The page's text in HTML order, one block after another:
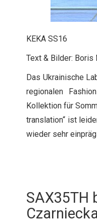
KEKA SS16
Text & Bilder: Boris
Das Ukrainische
regionalen
Kollektion für
translation“ ist
wieder sehr
SAX35TH